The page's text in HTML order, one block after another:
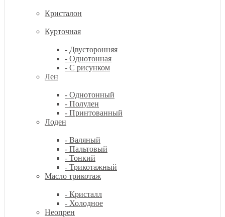
Кристалон
Курточная
- Двусторонняя
- Однотонная
- С рисунком
Лен
- Однотонный
- Полулен
- Принтованный
Лоден
- Валяный
- Пальтовый
- Тонкий
- Трикотажный
Масло трикотаж
- Кристалл
- Холодное
Неопрен